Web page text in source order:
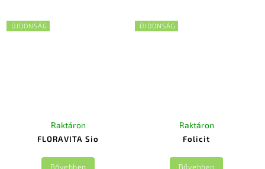
ÚJDONSÁG
FLORAVITA Sio
Raktáron
Bővebben
ÚJDONSÁG
Folicit
Raktáron
Bővebben